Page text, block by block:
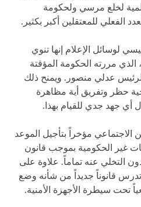
لخلع مرسي ولحكومة
الفعلي للمعتقلين أكبر بكثير.
لوسائل الإعلام إنها تنوي
الذي مررته الحكومة المؤقتة
عدلي منصور. ويمنح ذلك
حظر وتفريق أية مظاهرة
أي جهد جدي للقيام بهذا.
الاجتماعي مؤخراً بتأجيل الموعد
غير الحكومية بموجب قانون
التقييد من سنة 2002، دون التخلي عنه تماماً. علاوة على
قانوناً جديداً من شأنه وضع
تحت سيطرة الأجهزة الأمنية.